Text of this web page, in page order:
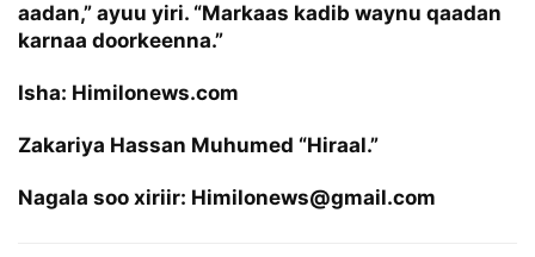
aadan,” ayuu yiri. “Markaas kadib waynu qaadan
karnaa doorkeenna.”
Isha: Himilonews.com
Zakariya Hassan Muhumed “Hiraal.”
Nagala soo xiriir: Himilonews@gmail.com